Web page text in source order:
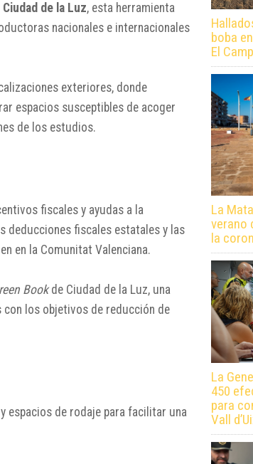
Ciudad de la Luz, esta herramienta
nacionales e internacionales
exteriores, donde
espacios susceptibles de acoger
de los estudios.
fiscales y ayudas a la
deducciones fiscales estatales y las
en la Comunitat Valenciana.
Bookde Ciudad de la Luz, una
los objetivos de reducción de
espacios de rodaje para facilitar una
boba
El
La
verano
la
La
450
para
Vall